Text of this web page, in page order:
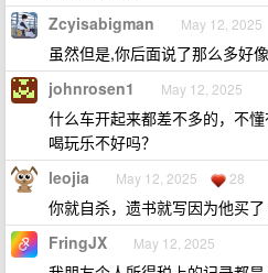
Zcyisabigman May 12, 2025
虽然但是,你后面说了那么多好
johnrosen1 May 12, 2025
什么车开起来都差不多的，不
喝玩乐不好吗？
leojia May 12, 2025 28
你就自杀，遗书就写因为他买
FringJX May 12, 2025